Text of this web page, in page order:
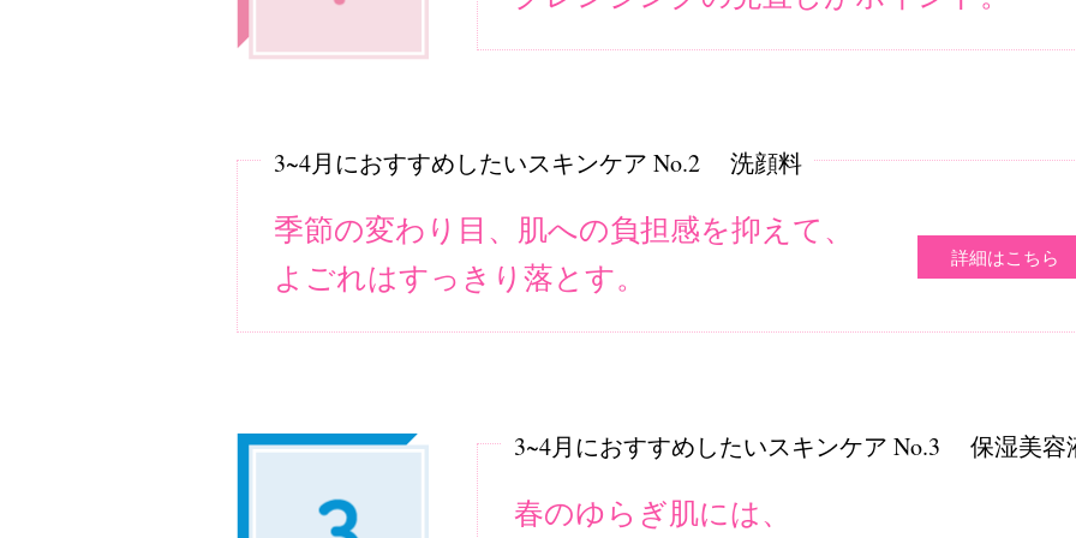
3~4月におすすめしたいスキンケア No.2 洗顔料
季節の変わり目、 肌への負担感を抑えて、
よごれはすっきり落とす。
詳細はこちら
3~4月におすすめしたいスキンケア No.3 保湿美容
春のゆらぎ肌には、